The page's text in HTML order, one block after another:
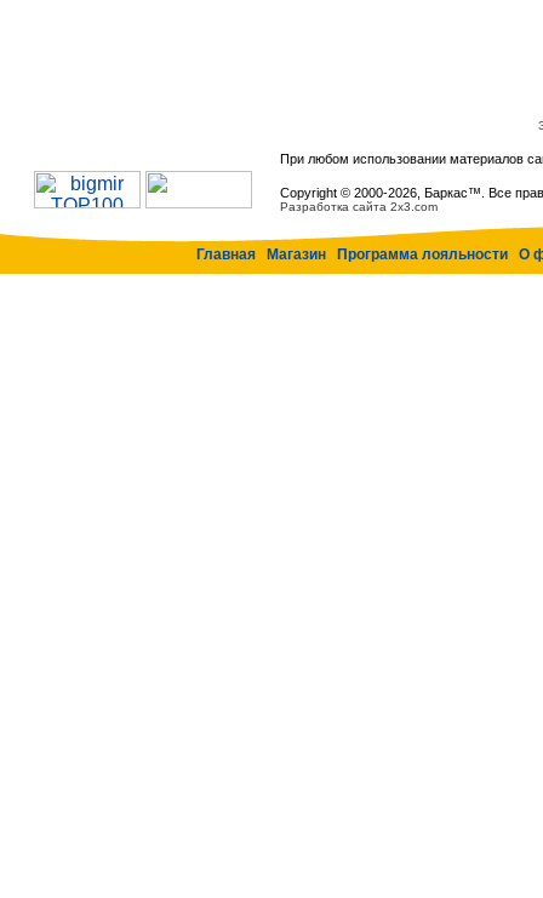
При любом использовании материалов
Copyright © 2000-2026, Баркас™. Все
Разработка сайта 2x3.com
Главная Магазин Программа лояльности О